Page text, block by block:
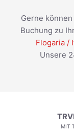
Gerne
Buchung zu
Flogaria /
Unsere
MIT